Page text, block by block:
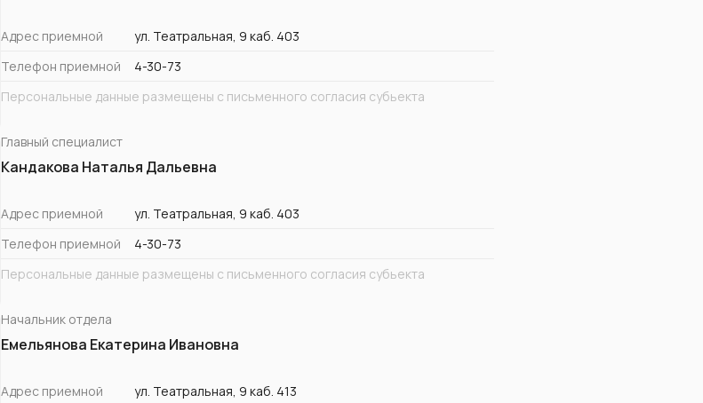
Адрес приемной
ул. Театральная, 9 каб. 403
Телефон приемной
4-30-73
Персональные данные размещены с письменного согласия субьекта
Главный специалист
Кандакова Наталья Дальевна
Адрес приемной
ул. Театральная, 9 каб. 403
Телефон приемной
4-30-73
Персональные данные размещены с письменного согласия субьекта
Начальник отдела
Емельянова Екатерина Ивановна
Адрес приемной
ул. Театральная, 9 каб. 413